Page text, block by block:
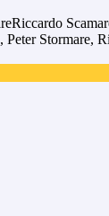
Stormare,